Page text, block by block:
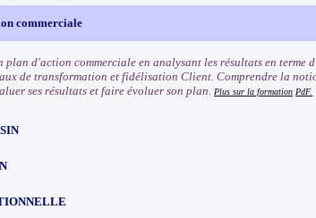
commerciale
d'action commerciale en analysant les résultats en terme
de transformation et fidélisation Client. Comprendre la
ses résultats et faire évoluer son plan. Plus sur la formation PdF.